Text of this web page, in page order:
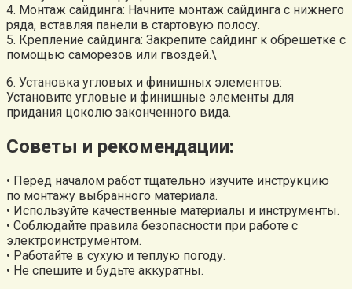
4. Монтаж сайдинга: Начните монтаж сайдинга с нижнего
ряда, вставляя панели в стартовую полосу.
5. Крепление сайдинга: Закрепите сайдинг к обрешетке с
помощью саморезов или гвоздей.\
6. Установка угловых и финишных элементов:
Установите угловые и финишные элементы для
придания цоколю законченного вида.
Советы и рекомендации:
• Перед началом работ тщательно изучите инструкцию
по монтажу выбранного материала.
• Используйте качественные материалы и инструменты.
• Соблюдайте правила безопасности при работе с
электроинструментом.
• Работайте в сухую и теплую погоду.
• Не спешите и будьте аккуратны.